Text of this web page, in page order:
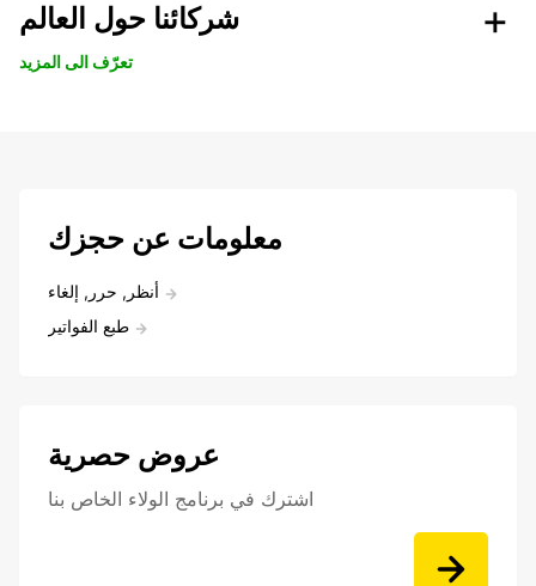
شركائنا حول العالم
تعرّف الى المزيد
معلومات عن حجزك
أنظر, حرر, إلغاء
طبع الفواتير
عروض حصرية
اشترك في برنامج الولاء الخاص بنا